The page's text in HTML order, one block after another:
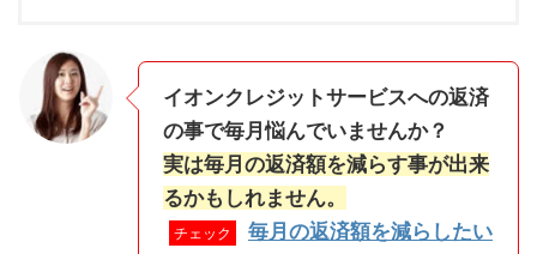
イオンクレジットサービスへの返済
の事で毎月悩んでいませんか？
実は毎月の返済額を減らす事が出来
るかもしれません。
チェック
毎月の返済額を減らしたい